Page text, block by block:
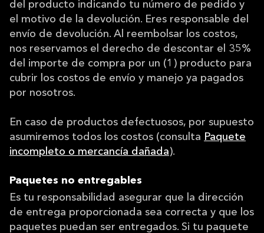
del producto indicando tu número de pedido y
el motivo de la devolución. Eres responsable del
envío de devolución. Al reembolsar los costos,
nos reservamos el derecho de descontar el 35%
del importe de compra por un (1) producto para
cubrir los costos de envío y manejo ya pagados
por nosotros.
En caso de productos defectuosos, por supuesto
asumiremos todos los costos (consulta Paquete
incompleto o mercancía dañada).
Paquetes no entregables
Es tu responsabilidad asegurar que la dirección
de entrega proporcionada sea correcta y que los
paquetes puedan ser entregados. Si tu paquete